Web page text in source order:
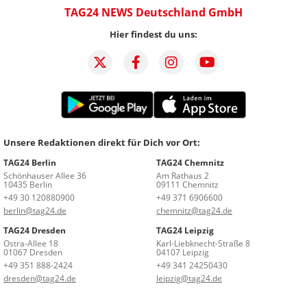
TAG24 NEWS Deutschland GmbH
Hier findest du uns:
Unsere Redaktionen direkt für Dich vor Ort:
TAG24 Berlin
Schönhauser Allee 36
10435 Berlin
+49 30 120880900
berlin@tag24.de
TAG24 Chemnitz
Am Rathaus 2
09111 Chemnitz
+49 371 6906600
chemnitz@tag24.de
TAG24 Dresden
Ostra-Allee 18
01067 Dresden
+49 351 888-2424
dresden@tag24.de
TAG24 Leipzig
Karl-Liebknecht-Straße 8
04107 Leipzig
+49 341 24250430
leipzig@tag24.de